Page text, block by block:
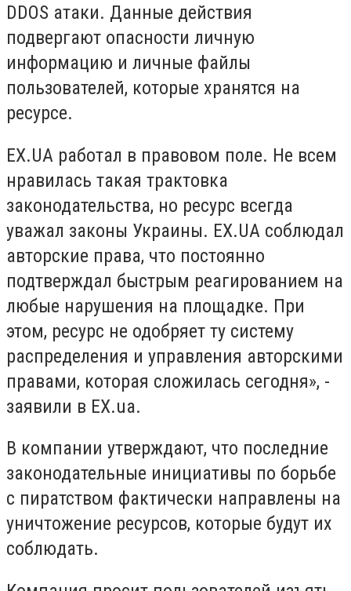
DDOS атаки. Данные действия
подвергают опасности личную
информацию и личные файлы
пользователей, которые хранятся на
ресурсе.
EX.UA работал в правовом поле. Не всем
нравилась такая трактовка
законодательства, но ресурс всегда
уважал законы Украины. EX.UA соблюдал
авторские права, что постоянно
подтверждал быстрым реагированием на
любые нарушения на площадке. При
этом, ресурс не одобряет ту систему
распределения и управления авторскими
правами, которая сложилась сегодня», -
заявили в EX.ua.
В компании утверждают, что последние
законодательные инициативы по борьбе
с пиратством фактически направлены на
уничтожение ресурсов, которые будут их
соблюдать.